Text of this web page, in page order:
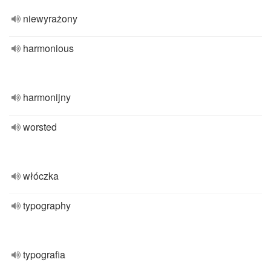
niewyrażony
harmonious
harmonijny
worsted
włóczka
typography
typografia